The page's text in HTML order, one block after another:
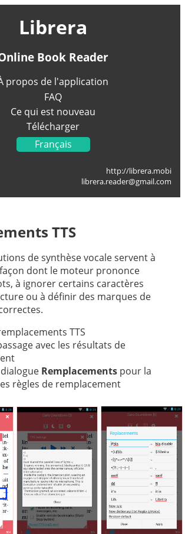
Librera
Book Reader
propos de l'application
FAQ
Ce qui est nouveau
Télécharger
Français
Español
العربية
中文
http://librera.mobi
librera.reader@gmail.com
TTS
de synthèse vocale servent à
dont le moteur prononce
à ignorer certains caractères
ou à définir des marques de
TTS
avec les résultats de
Remplacements pour la
règles de remplacement